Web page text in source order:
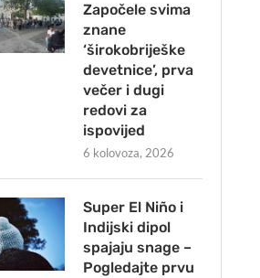
Započele svima
znane
‘širokobriješke
devetnice’, prva
večer i dugi
redovi za
ispovijed
6 kolovoza, 2026
Super El Niño i
Indijski dipol
spajaju snage –
Pogledajte prvu